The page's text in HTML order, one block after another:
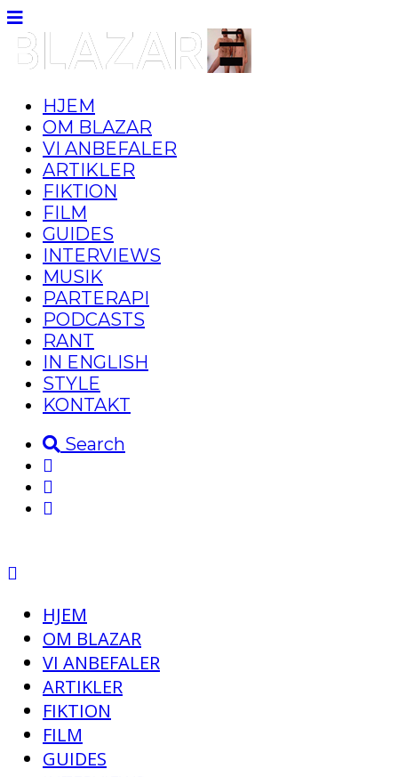
HJEM
OM BLAZAR
VI ANBEFALER
ARTIKLER
FIKTION
FILM
GUIDES
INTERVIEWS
MUSIK
PARTERAPI
PODCASTS
RANT
IN ENGLISH
STYLE
KONTAKT
Search
HJEM
OM BLAZAR
VI ANBEFALER
ARTIKLER
FIKTION
FILM
GUIDES